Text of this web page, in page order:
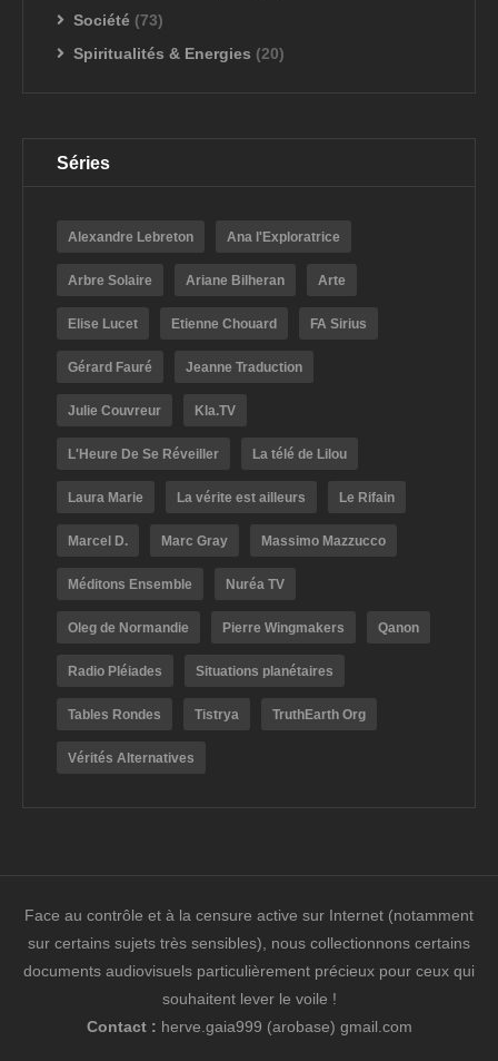
Société (73)
Spiritualités & Energies (20)
Séries
Alexandre Lebreton Ana l'Exploratrice
Arbre Solaire Ariane Bilheran Arte
Elise Lucet Etienne Chouard FA Sirius
Gérard Fauré Jeanne Traduction
Julie Couvreur Kla.TV
L'Heure De Se Réveiller La télé de Lilou
Laura Marie La vérite est ailleurs Le Rifain
Marcel D. Marc Gray Massimo Mazzucco
Méditons Ensemble Nuréa TV
Oleg de Normandie Pierre Wingmakers Qanon
Radio Pléiades Situations planétaires
Tables Rondes Tistrya TruthEarth Org
Vérités Alternatives
Face au contrôle et à la censure active sur Internet (notamment
sur certains sujets très sensibles), nous collectionnons certains
documents audiovisuels particulièrement précieux pour ceux qui
souhaitent lever le voile !
Contact : herve.gaia999 (arobase) gmail.com